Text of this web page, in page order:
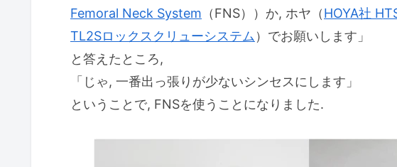
Femoral Neck System （FNS））か, ホヤ（HOYA社
TL2Sロックスクリューシステム ）でお願いします」
と答えたところ,
「じゃ, 一番出っ張りが少ないシンセスにします」
ということで, FNSを使うことになりました.